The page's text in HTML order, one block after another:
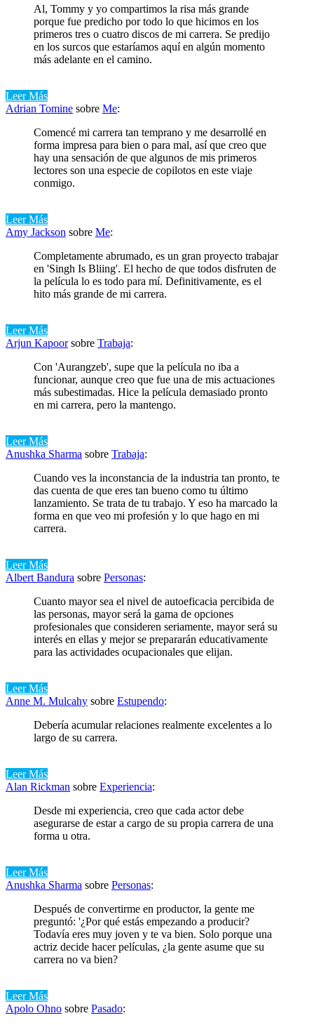
Al, Tommy y yo compartimos la risa más grande
porque fue predicho por todo lo que hicimos en los
primeros tres o cuatro discos de mi carrera. Se predijo
en los surcos que estaríamos aquí en algún momento
más adelante en el camino.
Leer Más
Adrian Tomine sobre Me:
Comencé mi carrera tan temprano y me desarrollé en
forma impresa para bien o para mal, así que creo que
hay una sensación de que algunos de mis primeros
lectores son una especie de copilotos en este viaje
conmigo.
Leer Más
Amy Jackson sobre Me:
Completamente abrumado, es un gran proyecto trabajar
en 'Singh Is Bliing'. El hecho de que todos disfruten de
la película lo es todo para mí. Definitivamente, es el
hito más grande de mi carrera.
Leer Más
Arjun Kapoorsobre Trabaja:
Con 'Aurangzeb', supe que la película no iba a
funcionar, aunque creo que fue una de mis actuaciones
más subestimadas. Hice la película demasiado pronto
en mi carrera, pero la mantengo.
Leer Más
Anushka Sharma sobre Trabaja:
Cuando ves la inconstancia de la industria tan pronto, te
das cuenta de que eres tan bueno como tu último
lanzamiento. Se trata de tu trabajo. Y eso ha marcado la
forma en que veo mi profesión y lo que hago en mi
carrera.
Leer Más
Albert Bandura sobre Personas:
Cuanto mayor sea el nivel de autoeficacia percibida de
las personas, mayor será la gama de opciones
profesionales que consideren seriamente, mayor será su
interés en ellas y mejor se prepararán educativamente
para las actividades ocupacionales que elijan.
Leer Más
Anne M. Mulcahy sobre Estupendo:
Debería acumular relaciones realmente excelentes a lo
largo de su carrera.
Leer Más
Alan Rickman sobre Experiencia:
Desde mi experiencia, creo que cada actor debe
asegurarse de estar a cargo de su propia carrera de una
forma u otra.
Leer Más
Anushka Sharma sobre Personas:
Después de convertirme en productor, la gente me
preguntó: '¿Por qué estás empezando a producir?
Todavía eres muy joven y te va bien. Solo porque una
actriz decide hacer películas, ¿la gente asume que su
carrera no va bien?
Leer Más
Apolo Ohno sobre Pasado: